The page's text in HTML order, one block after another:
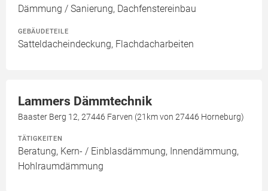
Dämmung / Sanierung, Dachfenstereinbau
GEBÄUDETEILE
Satteldacheindeckung, Flachdacharbeiten
Lammers Dämmtechnik
Baaster Berg 12, 27446 Farven (21km von 27446 Horneburg)
TÄTIGKEITEN
Beratung, Kern- / Einblasdämmung, Innendämmung,
Hohlraumdämmung